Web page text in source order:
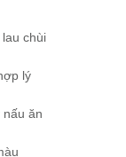
chùi
lý
nấu ăn